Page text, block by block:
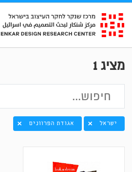
מציג1
ישראל אגודת הפרוונים